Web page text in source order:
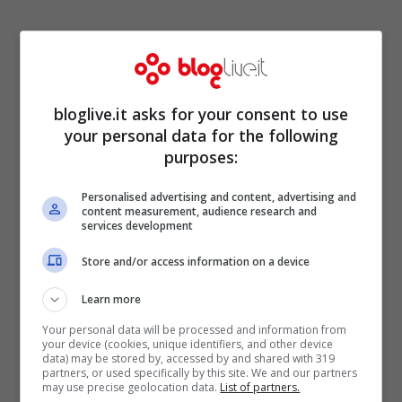
bloglive.it asks for your consent to use
your personal data for the following
purposes:
Personalised advertising and content, advertising and
content measurement, audience research and
services development
Store and/or access information on a device
Learn more
Your personal data will be processed and information from
your device (cookies, unique identifiers, and other device
data) may be stored by, accessed by and shared with 319
partners, or used specifically by this site. We and our partners
may use precise geolocation data. List of partners.